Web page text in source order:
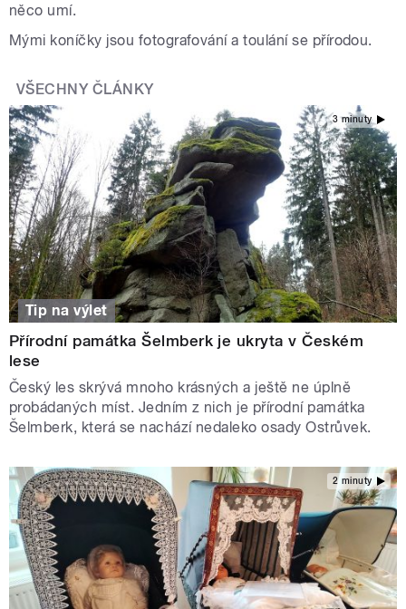
něco umí.
Mými koníčky jsou fotografování a toulání se přírodou.
VŠECHNY ČLÁNKY
3 minuty
Tip na výlet
Přírodní památka Šelmberk je ukryta v Českém
lese
Český les skrývá mnoho krásných a ještě ne úplně
probádaných míst. Jedním z nich je přírodní památka
Šelmberk, která se nachází nedaleko osady Ostrůvek.
2 minuty